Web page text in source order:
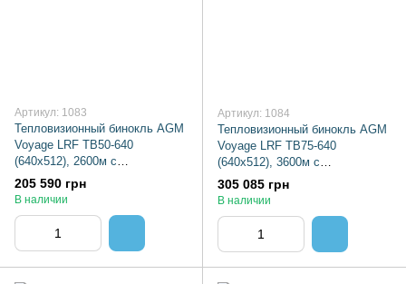
Артикул: 1083
Тепловизионный бинокль AGM
Voyage LRF TB50-640
(640x512), 2600м с
дальномером
205 590 грн
В наличии
Артикул: 1084
Тепловизионный бинокль AGM
Voyage LRF TB75-640
(640x512), 3600м с
дальномером
305 085 грн
В наличии